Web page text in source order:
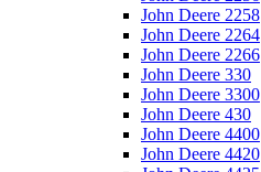
John Deere 2258
John Deere 2264
John Deere 2266
John Deere 330
John Deere 3300
John Deere 430
John Deere 4400
John Deere 4420